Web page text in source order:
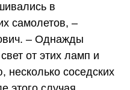
в
самолетов, –
– Однажды
от этих ламп и
соседских